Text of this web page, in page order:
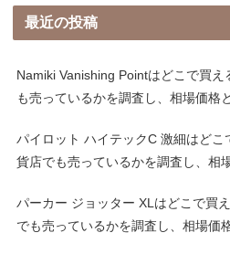
最近の投稿
Namiki Vanishing Pointはどこで買
も売っているかを調査し、相場価格
パイロット ハイテックC 激細はど
貨店でも売っているかを調査し、相
パーカー ジョッター XLはどこで買
でも売っているかを調査し、相場価